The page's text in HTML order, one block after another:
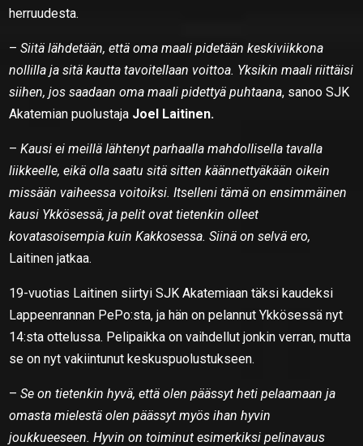
herruudesta.
–Siitä lähdetään, että oma maali pidetään keskiviikkona
nollilla ja sitä kautta tavoitellaan voittoa. Yksikin maali riittäisi
siihen, jos saadaan oma maali pidettyä puhtaana, sanoo SJK
Akatemian puolustaja Joel Laitinen.
–Kausi ei meillä lähtenyt parhaalla mahdollisella tavalla
liikkeelle, eikä olla saatu sitä sitten käännettyäkään oikein
missään vaiheessa voitoiksi. Itselleni tämä on ensimmäinen
kausi Ykkösessä, ja pelit ovat tietenkin olleet
kovatasoisempia kuin Kakkosessa. Siinä on selvä ero,
Laitinen jatkaa.
19-vuotias Laitinen siirtyi SJK Akatemiaan täksi kaudeksi
Lappeenrannan PePo:sta, ja hän on pelannut Ykkösessä nyt
14:sta ottelussa. Pelipaikka on vaihdellut jonkin verran, mutta
se on nyt vakiintunut keskuspuolustukseen.
–Se on tietenkin hyvä, että olen päässyt heti pelaamaan ja
omasta mielestä olen päässyt myös ihan hyvin
joukkueeseen. Hyvin on toiminut esimerkiksi pelinavaus